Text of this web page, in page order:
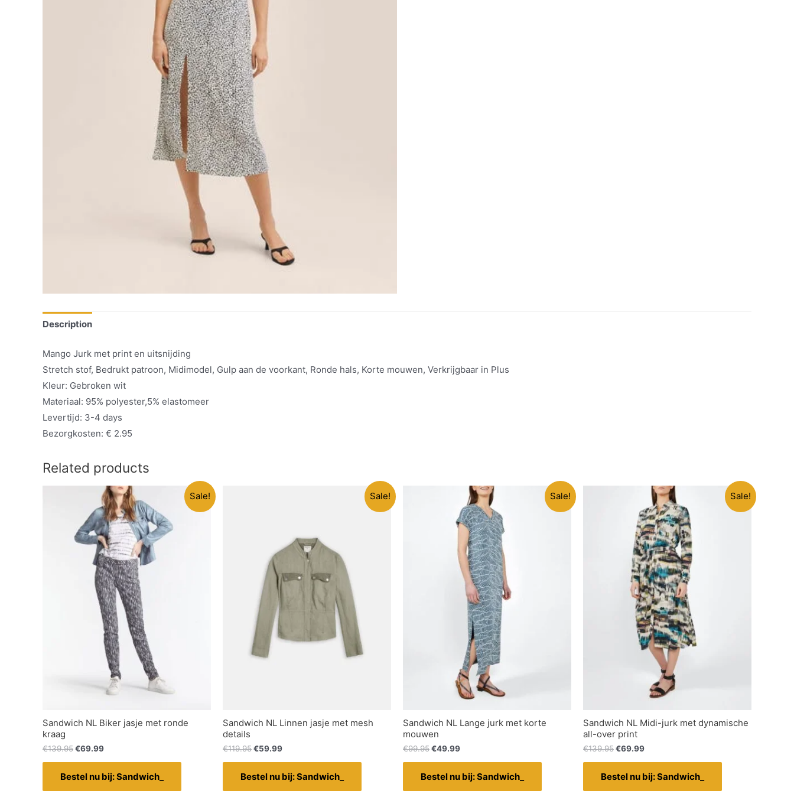
Description
Mango Jurk met print en uitsnijding
Stretch stof, Bedrukt patroon, Midimodel, Gulp aan de voorkant, Ronde hals, Korte mouwen, Verkrijgbaar in Plus
Kleur: Gebroken wit
Materiaal: 95% polyester,5% elastomeer
Levertijd: 3-4 days
Bezorgkosten: € 2.95
Related products
Sale!
Sandwich NL Biker jasje met ronde
kraag
€139.95€69.99
Bestel nu bij: Sandwich_
Sale!
Sandwich NL Linnen jasje met mesh
details
€119.95€59.99
Bestel nu bij: Sandwich_
Sale!
Sandwich NL Lange jurk met korte
mouwen
€99.95€49.99
Bestel nu bij: Sandwich_
Sale!
Sandwich NL Midi-jurk met dynamische
all-over print
€139.95€69.99
Bestel nu bij: Sandwich_